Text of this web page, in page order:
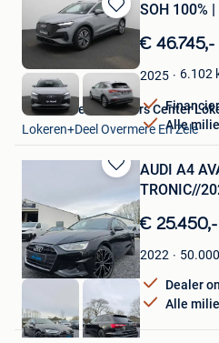
Bewaren
in
Favorieten
SOH 100%
€ 46.745,-
2025 6.102
Alle
Van Mossel Used Cars Center
Lokeren+Deel Overmere En Zele
Bewaren
Mijn
Favorieten
AUDI A4
TRONIC//
€ 25.450,-
2022 50.000
Dealer
Alle
Ieper